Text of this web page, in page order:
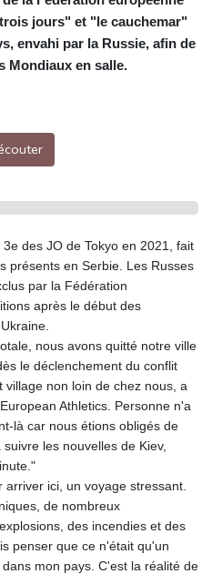
jours" et "le cauchemar"
envahi par la Russie, afin de
Mondiaux en salle.
des JO de Tokyo en 2021, fait
présents en Serbie. Les Russes
par la Fédération
après le début des
nous avons quitté notre ville
le déclenchement du conflit
non loin de chez nous, a
Athletics. Personne n'a
là car nous étions obligés de
les nouvelles de Kiev,
ici, un voyage stressant.
de nombreux
des incendies et des
penser que ce n'était qu'un
mon pays. C'est la réalité de